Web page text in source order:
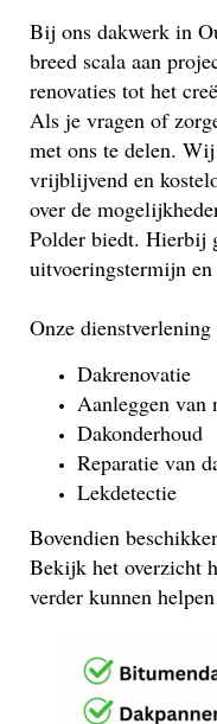
Bij ons dakwerk in
breed scala aan
renovaties tot het
Als je vragen of
met ons te delen.
vrijblijvend en
over de
Polder biedt. Hierbij
uitvoeringstermijn en
Onze
Dakrenovatie
Aanleggen van
Dakonderhoud
Reparatie van
Lekdetectie
Bovendien
Bekijk het overzicht
verder kunnen